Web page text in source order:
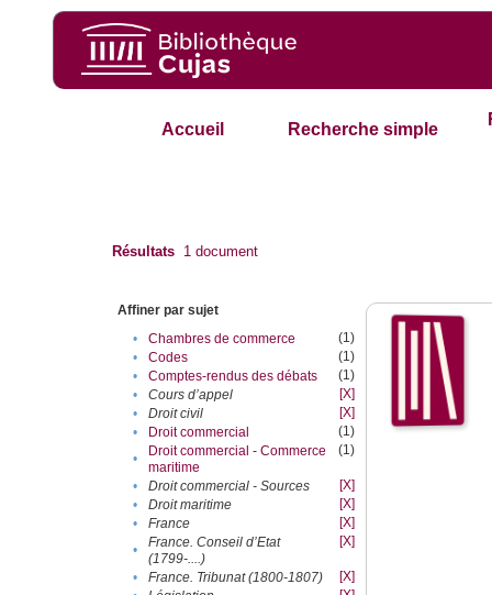
Accueil Recherche simple
Résultats 1 document
Affiner par sujet
•
Chambres de commerce
(1)
•
Codes
(1)
•
Comptes-rendus des débats
(1)
•
Cours d’appel
[X]
•
Droit civil
[X]
•
Droit commercial
(1)
•
Droit commercial - Commerce
maritime
(1)
• Droit commercial - Sources
[X]
•
Droit maritime
[X]
•
France
[X]
•
France. Conseil d’Etat
(1799-....)
[X]
• France. Tribunat (1800-1807)
[X]